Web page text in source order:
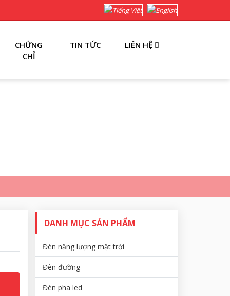
CHỨNG
CHỈ
TIN TỨC LIÊN HỆ
DANH MỤC SẢN PHẨM
Đèn năng lượng mặt trời
Đèn đường
Đèn pha led